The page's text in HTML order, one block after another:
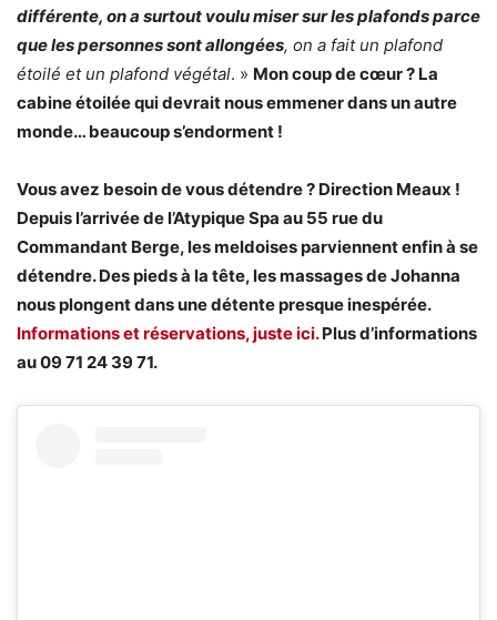
différente, on a surtout voulu miser sur les plafonds parce
que les personnes sont allongées, on a fait un plafond
étoilé et un plafond végétal. » Mon coup de cœur ? La
cabine étoilée qui devrait nous emmener dans un autre
monde… beaucoup s’endorment !
Vous avez besoin de vous détendre ? Direction Meaux !
Depuis l’arrivée de l’Atypique Spa au 55 rue du
Commandant Berge, les meldoises parviennent enfin à se
détendre. Des pieds à la tête, les massages de Johanna
nous plongent dans une détente presque inespérée.
Informations et réservations, juste ici.Plus d’informations
au 09 71 24 39 71.